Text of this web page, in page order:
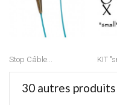
Stop Câble... KIT
30 autres